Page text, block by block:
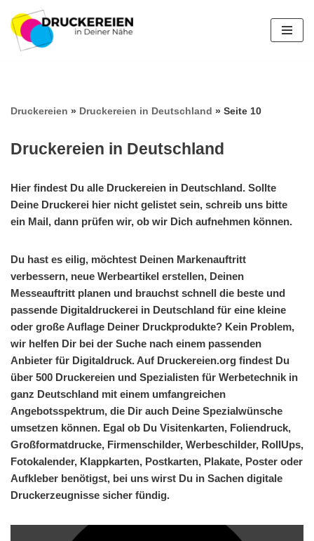
Zum
Inhalt
Druckereien » Druckereien in Deutschland » Seite 10
Druckereien in Deutschland
Hier findest Du alle Druckereien in Deutschland. Sollte
Deine Druckerei hier nicht gelistet sein, schreib uns bitte
ein Mail, dann prüfen wir, ob wir Dich aufnehmen können.
Du hast es eilig, möchtest Deinen Markenauftritt
verbessern, neue Werbeartikel erstellen, Deinen
Messeauftritt planen und brauchst schnell die beste und
passende Digitaldruckerei in Deutschland für eine kleine
oder große Auflage Deiner Druckprodukte? Kein Problem,
wir helfen Dir bei der Suche nach einem passenden
Anbieter für Digitaldruck. Auf Druckereien.org findest Du
über 500 Druckereien und Spezialisten für Werbetechnik in
ganz Deutschland mit einem umfangreichen
Angebotsspektrum, die Dir auch Deine Spezialwünsche
umsetzen können. Egal ob Du Visitenkarten, Foliendruck,
Großformatdrucke, Firmenschilder, Werbeschilder, RollUps,
Fotokalender, Klappkarten, Postkarten, Plakate, Poster oder
Aufkleber benötigst, bei uns wirst Du in Sachen digitale
Druckerzeugnisse sicher fündig.